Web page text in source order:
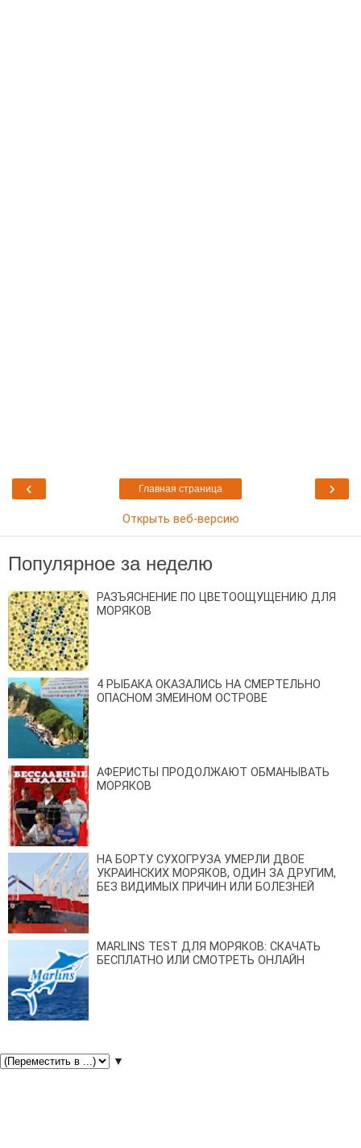
‹ ›
Главная страница
Открыть веб-версию
Популярное за неделю
РАЗЪЯСНЕНИЕ ПО ЦВЕТООЩУЩЕНИЮ ДЛЯ
МОРЯКОВ
4 РЫБАКА ОКАЗАЛИСЬ НА СМЕРТЕЛЬНО
ОПАСНОМ ЗМЕИНОМ ОСТРОВЕ
АФЕРИСТЫ ПРОДОЛЖАЮТ ОБМАНЫВАТЬ
МОРЯКОВ
НА БОРТУ СУХОГРУЗА УМЕРЛИ ДВОЕ
УКРАИНСКИХ МОРЯКОВ, ОДИН ЗА ДРУГИМ,
БЕЗ ВИДИМЫХ ПРИЧИН ИЛИ БОЛЕЗНЕЙ
MARLINS TEST ДЛЯ МОРЯКОВ: СКАЧАТЬ
БЕСПЛАТНО ИЛИ СМОТРЕТЬ ОНЛАЙН
▼